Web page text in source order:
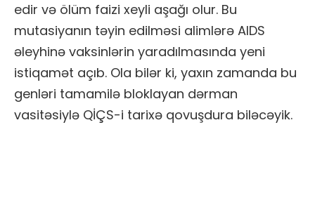
edir və ölüm faizi xeyli aşağı olur. Bu
mutasiyanın təyin edilməsi alimlərə AIDS
əleyhinə vaksinlərin yaradılmasında yeni
istiqamət açıb. Ola bilər ki, yaxın zamanda bu
genləri tamamilə bloklayan dərman
vasitəsiylə QİÇS-i tarixə qovuşdura biləcəyik.